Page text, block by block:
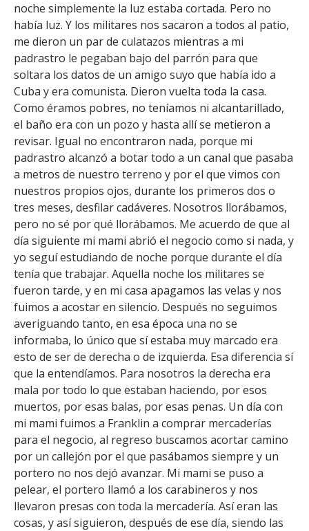
noche simplemente la luz estaba cortada. Pero no
había luz. Y los militares nos sacaron a todos al patio,
me dieron un par de culatazos mientras a mi
padrastro le pegaban bajo del parrón para que
soltara los datos de un amigo suyo que había ido a
Cuba y era comunista. Dieron vuelta toda la casa.
Como éramos pobres, no teníamos ni alcantarillado,
el baño era con un pozo y hasta allí se metieron a
revisar. Igual no encontraron nada, porque mi
padrastro alcanzó a botar todo a un canal que pasaba
a metros de nuestro terreno y por el que vimos con
nuestros propios ojos, durante los primeros dos o
tres meses, desfilar cadáveres. Nosotros llorábamos,
pero no sé por qué llorábamos. Me acuerdo de que al
día siguiente mi mami abrió el negocio como si nada, y
yo seguí estudiando de noche porque durante el día
tenía que trabajar. Aquella noche los militares se
fueron tarde, y en mi casa apagamos las velas y nos
fuimos a acostar en silencio. Después no seguimos
averiguando tanto, en esa época una no se
informaba, lo único que sí estaba muy marcado era
esto de ser de derecha o de izquierda. Esa diferencia sí
que la entendíamos. Para nosotros la derecha era
mala por todo lo que estaban haciendo, por esos
muertos, por esas balas, por esas penas. Un día con
mi mami fuimos a Franklin a comprar mercaderías
para el negocio, al regreso buscamos acortar camino
por un callejón por el que pasábamos siempre y un
portero no nos dejó avanzar. Mi mami se puso a
pelear, el portero llamó a los carabineros y nos
llevaron presas con toda la mercadería. Así eran las
cosas, y así siguieron, después de ese día, siendo las